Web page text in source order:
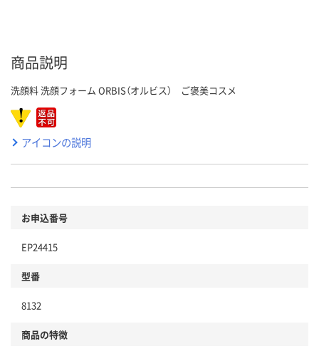
商品説明
洗顔料 洗顔フォーム ORBIS（オルビス） ご褒美コスメ
アイコンの説明
お申込番号
EP24415
型番
8132
商品の特徴